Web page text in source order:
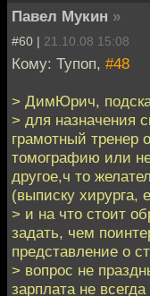
Павел Мукин »
#60 | 21.10.08 15:08
Кому: Тупоп, #48
> ДимЮрич,
> для назначения
грамотный тренер
томографию или
другое,ч то
(выписку хирурга,
> и на что стоит
задать, чем
представление о
> вопрос не
зарплата не